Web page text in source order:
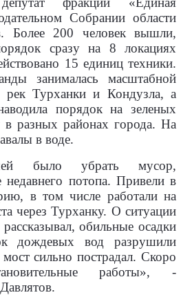
Собрании области
Более 200 человек вышли,
сразу на 8 локациях
15 единиц техники.
занималась масштабной
рек Турханки и Кондузла, а
порядок на зеленых
в разных районах города. На
в воде.
было убрать мусор,
недавнего потопа. Привели в
в том числе работали на
через Турханку. О ситуации
обильные осадки
дождевых вод разрушили
сильно пострадал. Скоро
работы», -